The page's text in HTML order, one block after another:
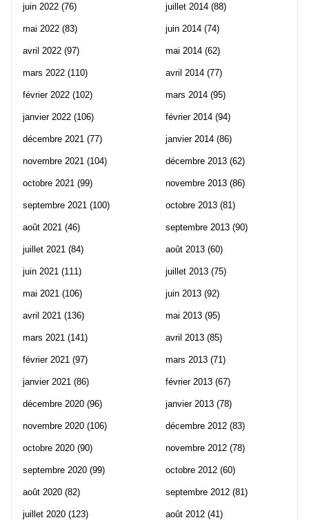
juin 2022 (76)
mai 2022 (83)
avril 2022 (97)
mars 2022 (110)
février 2022 (102)
janvier 2022 (106)
décembre 2021 (77)
novembre 2021 (104)
octobre 2021 (99)
septembre 2021 (100)
août 2021 (46)
juillet 2021 (84)
juin 2021 (111)
mai 2021 (106)
avril 2021 (136)
mars 2021 (141)
février 2021 (97)
janvier 2021 (86)
décembre 2020 (96)
novembre 2020 (106)
octobre 2020 (90)
septembre 2020 (99)
août 2020 (82)
juillet 2020 (123)
juillet 2014 (88)
juin 2014 (74)
mai 2014 (62)
avril 2014 (77)
mars 2014 (95)
février 2014 (94)
janvier 2014 (86)
décembre 2013 (62)
novembre 2013 (86)
octobre 2013 (81)
septembre 2013 (90)
août 2013 (60)
juillet 2013 (75)
juin 2013 (92)
mai 2013 (95)
avril 2013 (85)
mars 2013 (71)
février 2013 (67)
janvier 2013 (78)
décembre 2012 (83)
novembre 2012 (78)
octobre 2012 (60)
septembre 2012 (81)
août 2012 (41)